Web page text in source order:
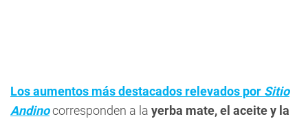
Los aumentos más destacados relevados por Sitio
Andinocorresponden a la yerba mate, el aceite y la